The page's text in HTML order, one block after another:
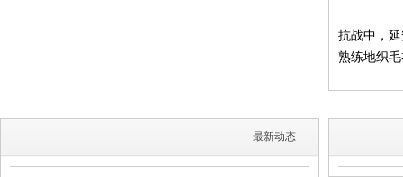
抗战中，
熟练地织
最新动态